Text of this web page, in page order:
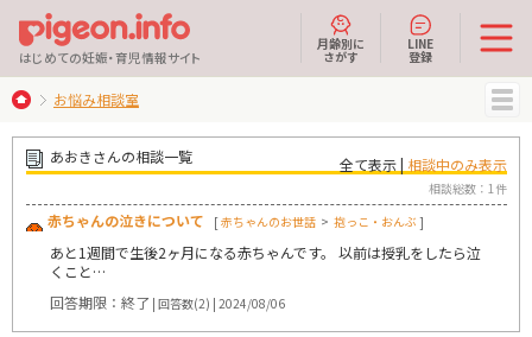
はじめての妊娠・育児情報サイト
月齢別に
さがす
LINE
登録
MENU
お悩み相談室
あおきさんの相談一覧 全て表示 | 相談中のみ表示
相談総数：1件
赤ちゃんの泣きについて [赤ちゃんのお世話 > 抱っこ・おんぶ ]
あと1週間で生後2ヶ月になる赤ちゃんです。 以前は授乳をしたら泣
くこと…
回答期限：終了 | 回答数(2) | 2024/08/06